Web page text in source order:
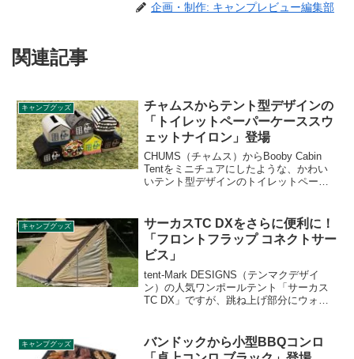
企画・制作: キャンプレビュー編集部
関連記事
キャンプグッズ
チャムスからテント型デザインの
「トイレットペーパーケーススウ
ェットナイロン」登場
CHUMS（チャムス）からBooby Cabin
Tentをミニチュアにしたような、かわい
いテント型デザインのトイレットペーパ
細をレビューします。
キャンプグッズ
サーカスTC DXをさらに便利に！
「フロントフラップ コネクトサー
ビス」
tent-Mark DESIGNS（テンマクデザイ
ン）の人気ワンポールテント「サーカス
TC DX」ですが、跳ね上げ部分にウォー
れを隙間なくつなげられる「フロントフ
ラップ コネクトサービス」が2021年7月1
キャンプグッズ
バンドックから小型BBQコンロ